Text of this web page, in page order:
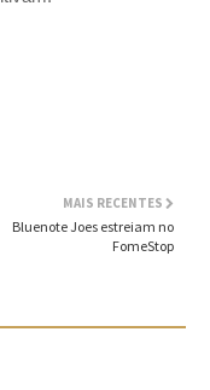
MAIS RECENTES
Bluenote Joes estreiam no
FomeStop